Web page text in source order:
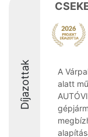
Díjazottak
A
alatt